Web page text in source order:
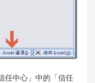
任中心」中的「信任